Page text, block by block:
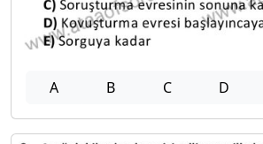
A B C D